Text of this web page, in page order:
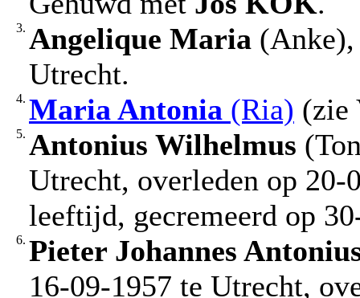
3. Angelique Maria (Anke),
Utrecht.
4. Maria Antonia (Ria) (zie
5. Antonius Wilhelmus
Utrecht, overleden op
leeftijd, gecremeerd op
6. Pieter Johannes
16-09-1957 te Utrecht,